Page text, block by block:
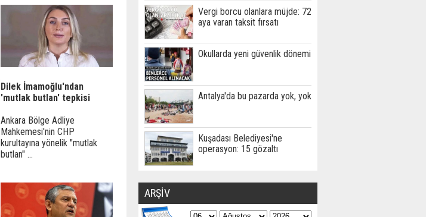
Dilek İmamoğlu'ndan
'mutlak butlan' tepkisi
Ankara Bölge Adliye
Mahkemesi'nin CHP
kurultayına yönelik "mutlak
butlan" ...
Vergi borcu olanlara müjde: 72
aya varan taksit fırsatı
Okullarda yeni güvenlik dönemi
Antalya'da bu pazarda yok, yok
Kuşadası Belediyesi'ne
operasyon: 15 gözaltı
ARŞİV